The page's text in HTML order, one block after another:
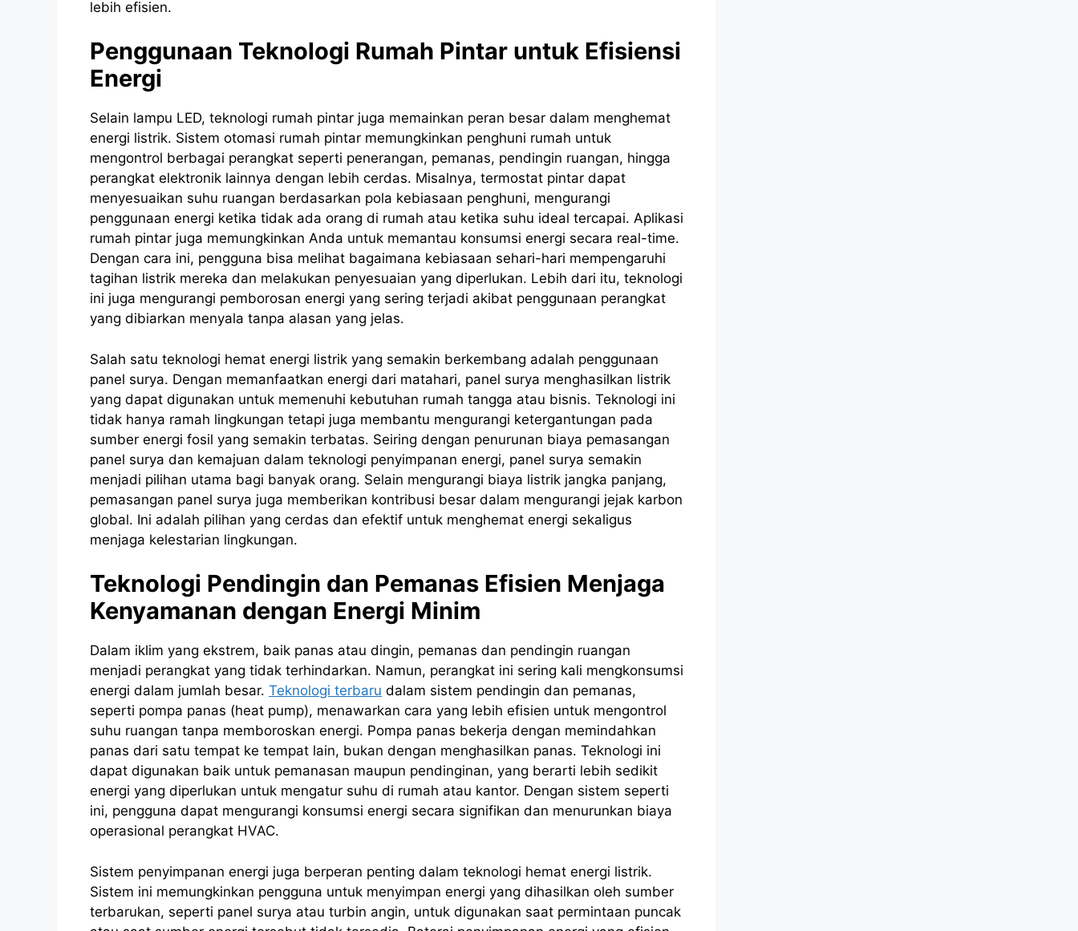
lebih efisien.
Penggunaan Teknologi Rumah Pintar untuk Efisiensi
Energi
Selain lampu LED, teknologi rumah pintar juga memainkan peran besar dalam menghemat
energi listrik. Sistem otomasi rumah pintar memungkinkan penghuni rumah untuk
mengontrol berbagai perangkat seperti penerangan, pemanas, pendingin ruangan, hingga
perangkat elektronik lainnya dengan lebih cerdas. Misalnya, termostat pintar dapat
menyesuaikan suhu ruangan berdasarkan pola kebiasaan penghuni, mengurangi
penggunaan energi ketika tidak ada orang di rumah atau ketika suhu ideal tercapai. Aplikasi
rumah pintar juga memungkinkan Anda untuk memantau konsumsi energi secara real-time.
Dengan cara ini, pengguna bisa melihat bagaimana kebiasaan sehari-hari mempengaruhi
tagihan listrik mereka dan melakukan penyesuaian yang diperlukan. Lebih dari itu, teknologi
ini juga mengurangi pemborosan energi yang sering terjadi akibat penggunaan perangkat
yang dibiarkan menyala tanpa alasan yang jelas.
Salah satu teknologi hemat energi listrik yang semakin berkembang adalah penggunaan
panel surya. Dengan memanfaatkan energi dari matahari, panel surya menghasilkan listrik
yang dapat digunakan untuk memenuhi kebutuhan rumah tangga atau bisnis. Teknologi ini
tidak hanya ramah lingkungan tetapi juga membantu mengurangi ketergantungan pada
sumber energi fosil yang semakin terbatas. Seiring dengan penurunan biaya pemasangan
panel surya dan kemajuan dalam teknologi penyimpanan energi, panel surya semakin
menjadi pilihan utama bagi banyak orang. Selain mengurangi biaya listrik jangka panjang,
pemasangan panel surya juga memberikan kontribusi besar dalam mengurangi jejak karbon
global. Ini adalah pilihan yang cerdas dan efektif untuk menghemat energi sekaligus
menjaga kelestarian lingkungan.
Teknologi Pendingin dan Pemanas Efisien Menjaga
Kenyamanan dengan Energi Minim
Dalam iklim yang ekstrem, baik panas atau dingin, pemanas dan pendingin ruangan
menjadi perangkat yang tidak terhindarkan. Namun, perangkat ini sering kali mengkonsumsi
energi dalam jumlah besar. Teknologi terbaru dalam sistem pendingin dan pemanas,
seperti pompa panas (heat pump), menawarkan cara yang lebih efisien untuk mengontrol
suhu ruangan tanpa memboroskan energi. Pompa panas bekerja dengan memindahkan
panas dari satu tempat ke tempat lain, bukan dengan menghasilkan panas. Teknologi ini
dapat digunakan baik untuk pemanasan maupun pendinginan, yang berarti lebih sedikit
energi yang diperlukan untuk mengatur suhu di rumah atau kantor. Dengan sistem seperti
ini, pengguna dapat mengurangi konsumsi energi secara signifikan dan menurunkan biaya
operasional perangkat HVAC.
Sistem penyimpanan energi juga berperan penting dalam teknologi hemat energi listrik.
Sistem ini memungkinkan pengguna untuk menyimpan energi yang dihasilkan oleh sumber
terbarukan, seperti panel surya atau turbin angin, untuk digunakan saat permintaan puncak